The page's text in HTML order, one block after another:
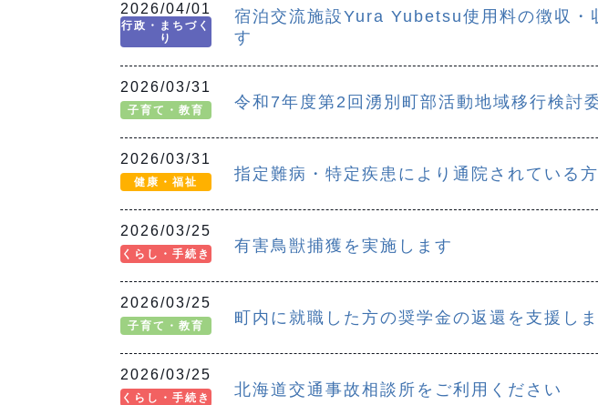
2026/04/01
行政・まちづく
り
宿泊交流施設Yura Yubetsu使用料の徴収・
す
2026/03/31
子育て・教育 令和7年度第2回湧別町部活動地域移行検討
2026/03/31
健康・福祉 指定難病・特定疾患により通院されている
2026/03/25
くらし・手続き 有害鳥獣捕獲を実施します
2026/03/25
子育て・教育 町内に就職した方の奨学金の返還を支援し
2026/03/25
くらし・手続き 北海道交通事故相談所をご利用ください